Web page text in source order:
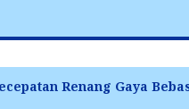
Renang Gaya